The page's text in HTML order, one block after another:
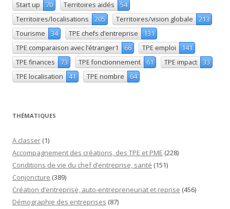
Start up
70 Territoires aidés
54
Territoires/localisations
205 Territoires/vision globale
213
Tourisme
34 TPE chefs d’entreprise
131
TPE comparaison avec l’étranger1
66 TPE emploi
141
TPE finances
73 TPE fonctionnement 61 TPE impact
33
TPE localisation
41 TPE nombre 64
THÉMATIQUES
A classer (1)
Accompagnement des créations, des TPE et PME (228)
Conditions de vie du chef d’entreprise, santé (151)
Conjoncture (389)
Création d’entreprise, auto-entrepreneuriat et reprise (456)
Démographie des entreprises (87)